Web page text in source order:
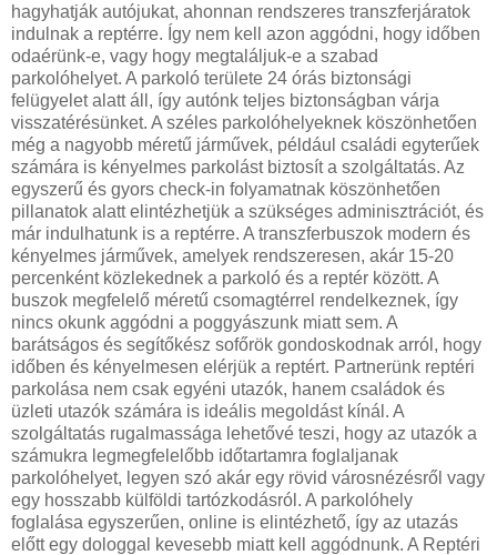
hagyhatják autójukat, ahonnan rendszeres transzferjáratok
indulnak a reptérre. Így nem kell azon aggódni, hogy időben
odaérünk-e, vagy hogy megtaláljuk-e a szabad
parkolóhelyet. A parkoló területe 24 órás biztonsági
felügyelet alatt áll, így autónk teljes biztonságban várja
visszatérésünket. A széles parkolóhelyeknek köszönhetően
még a nagyobb méretű járművek, például családi egyterűek
számára is kényelmes parkolást biztosít a szolgáltatás. Az
egyszerű és gyors check-in folyamatnak köszönhetően
pillanatok alatt elintézhetjük a szükséges adminisztrációt, és
már indulhatunk is a reptérre. A transzferbuszok modern és
kényelmes járművek, amelyek rendszeresen, akár 15-20
percenként közlekednek a parkoló és a reptér között. A
buszok megfelelő méretű csomagtérrel rendelkeznek, így
nincs okunk aggódni a poggyászunk miatt sem. A
barátságos és segítőkész sofőrök gondoskodnak arról, hogy
időben és kényelmesen elérjük a reptért. Partnerünk reptéri
parkolása nem csak egyéni utazók, hanem családok és
üzleti utazók számára is ideális megoldást kínál. A
szolgáltatás rugalmassága lehetővé teszi, hogy az utazók a
számukra legmegfelelőbb időtartamra foglaljanak
parkolóhelyet, legyen szó akár egy rövid városnézésről vagy
egy hosszabb külföldi tartózkodásról. A parkolóhely
foglalása egyszerűen, online is elintézhető, így az utazás
előtt egy dologgal kevesebb miatt kell aggódnunk. A Reptéri